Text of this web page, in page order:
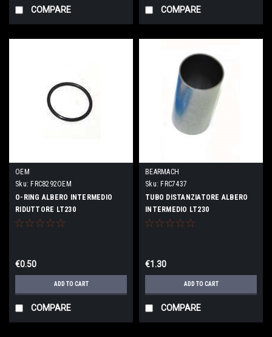
COMPARE COMPARE
OEM
Sku: FRC8292OEM
O-RING ALBERO INTERMEDIO
RIDUTTORE LT230
€0.50
ADD TO CART
COMPARE
BEARMACH
Sku: FRC7437
TUBO DISTANZIATORE ALBERO
INTERMEDIO LT230
€1.30
ADD TO CART
COMPARE